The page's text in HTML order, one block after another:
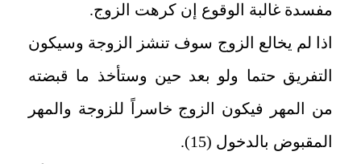
مفسدة غالبة الوقوع إن كرهت الزوج.
اذا لم يخالع الزوج سوف تنشز الزوجة وسيكون
التفريق حتما ولو بعد حين وستأخذ ما قبضته
من المهر فيكون الزوج خاسراً للزوجة والمهر
المقبوض بالدخول (15).